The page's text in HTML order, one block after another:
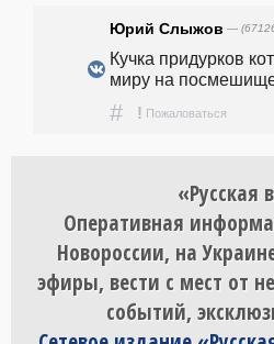
Юрий Слыжов —
Кучка придурков
миру на
# ! Пожаловаться
«Русская
Оперативная
Новороссии, на
эфиры, вести с мест от
событий,